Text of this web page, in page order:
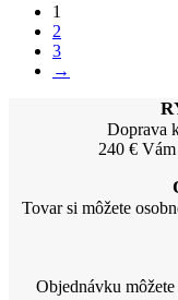
1
2
3
→
Doprava
240 €
Tovar si môžete
Objednávku